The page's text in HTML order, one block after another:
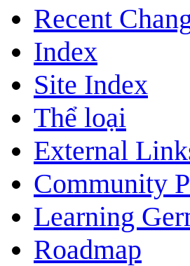
Recent
Index
Site Index
Thể loại
External
Community
Learning
Roadmap